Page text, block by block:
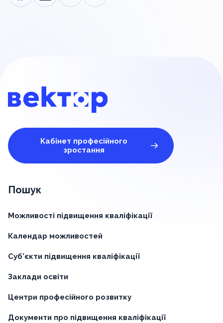
Кабінет професійного
зростання
Пошук
Можливості підвищення кваліфікації
Календар можливостей
Суб'єкти підвищення кваліфікації
Заклади освіти
Центри професійного розвитку
Документи про підвищення кваліфікації